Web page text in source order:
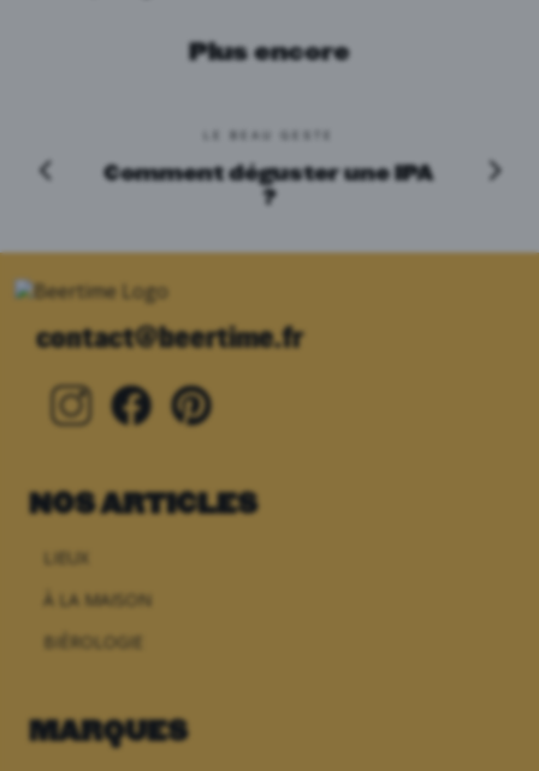
Plus encore
Comment déguster une IPA
?
contact@beertime.fr
NOS ARTICLES
LIEUX
À LA MAISON
BIÈROLOGIE
MARQUES